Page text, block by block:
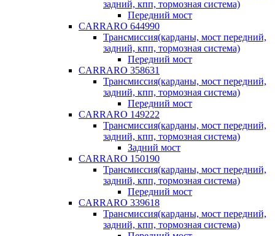
задний, кпп, тормозная система)
Передний мост
CARRARO 644990
Трансмиссия(карданы, мост передний,
задний, кпп, тормозная система)
Передний мост
CARRARO 358631
Трансмиссия(карданы, мост передний,
задний, кпп, тормозная система)
Передний мост
CARRARO 149222
Трансмиссия(карданы, мост передний,
задний, кпп, тормозная система)
Задний мост
CARRARO 150190
Трансмиссия(карданы, мост передний,
задний, кпп, тормозная система)
Передний мост
CARRARO 339618
Трансмиссия(карданы, мост передний,
задний, кпп, тормозная система)